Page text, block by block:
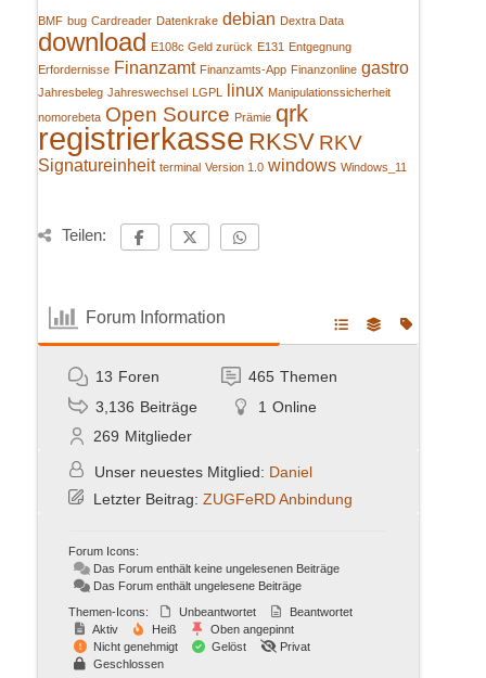
BMF bug Cardreader Datenkrake debian Dextra Data
download E108c Geld zurück E131 Entgegnung
Erfordernisse Finanzamt Finanzamts-App Finanzonline gastro
Jahresbeleg Jahreswechsel LGPL linux Manipulationssicherheit
nomorebeta Open Source Prämie qrk
registrierkasse RKSV RKV
Signatureinheit terminal Version 1.0 windows Windows_11
Teilen:
Forum Information
13 Foren 465 Themen
3,136 Beiträge 1 Online
269 Mitglieder
Unser neuestes Mitglied: Daniel
Letzter Beitrag: ZUGFeRD Anbindung
Forum Icons:
Das Forum enthält keine ungelesenen Beiträge
Das Forum enthält ungelesene Beiträge
Themen-Icons:
Unbeantwortet
Beantwortet
Aktiv
Heiß
Oben angepinnt
Nicht genehmigt
Gelöst
Privat
Geschlossen